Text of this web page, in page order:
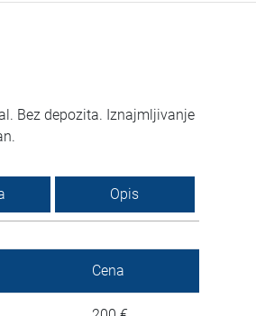
Bez depozita. Iznajmljivanje
Opis
Cena